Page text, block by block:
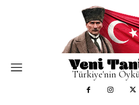
Türkiye'nin